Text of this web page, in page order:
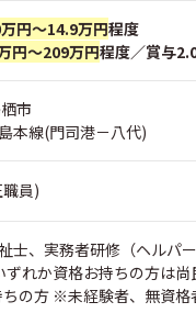
円～14.9万円程度
円～209万円程度／賞与
市
本線(門司港－八代)
員)
士、実務者研修（ヘルパ
ずれか資格お持ちの方は
の方 ※未経験者、無資格